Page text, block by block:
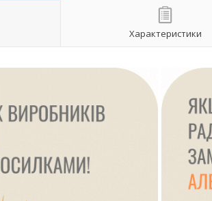
Характеристики